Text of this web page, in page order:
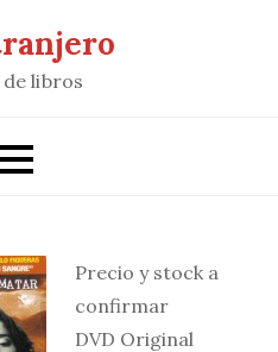
libros
Precio y stock a
confirmar
DVD Original